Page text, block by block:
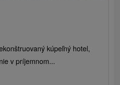
kúpeľný hotel,
v príjemnom...